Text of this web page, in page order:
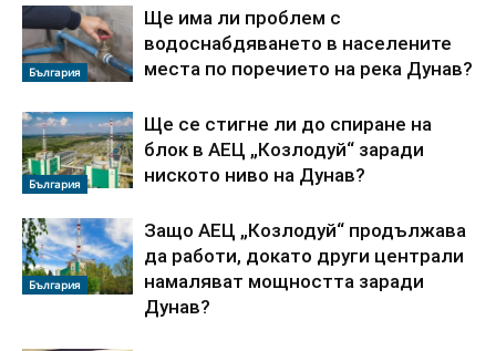
България
Ще има ли проблем с
водоснабдяването в населените
места по поречието на река Дунав?
България
Ще се стигне ли до спиране на
блок в АЕЦ „Козлодуй“ заради
ниското ниво на Дунав?
България
Защо АЕЦ „Козлодуй“ продължава
да работи, докато други централи
намаляват мощността заради
Дунав?